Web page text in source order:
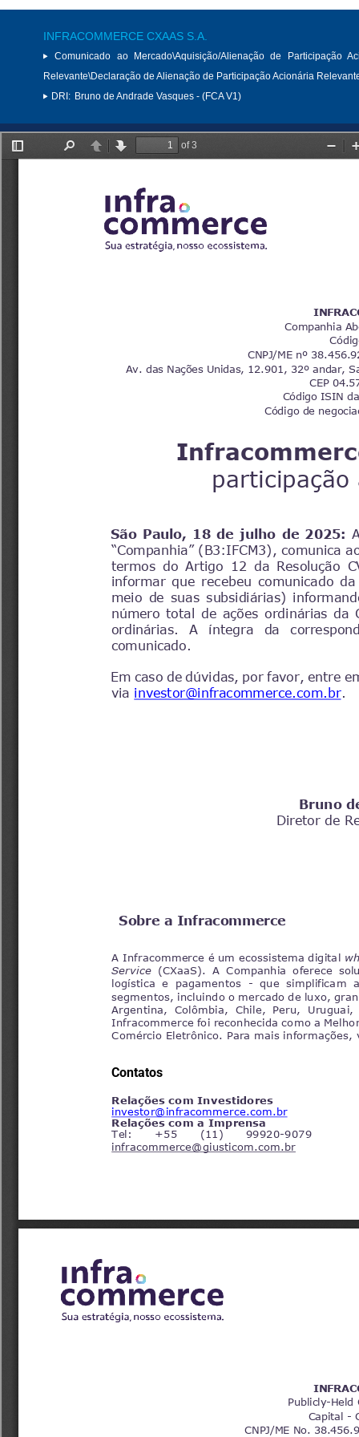
INFRACOMMERCE CXAAS S.A.
Comunicado ao Mercado\Aquisição/Alienação de Participação
Relevante\Declaração de Alienação de Participação Acionária
DRI: Bruno de Andrade Vasques - (FCA V1)